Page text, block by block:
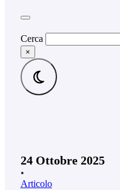
Cerca
×
24 Ottobre 2025
•
Articolo